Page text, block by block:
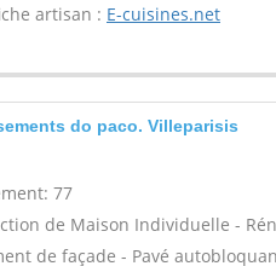
artisan : E-cuisines.net
do paco. Villeparisis
77
de Maison Individuelle -
de façade - Pavé